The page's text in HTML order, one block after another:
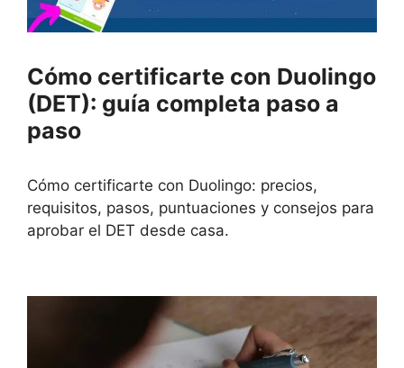
Cómo certificarte con Duolingo
(DET): guía completa paso a
paso
Cómo certificarte con Duolingo: precios,
requisitos, pasos, puntuaciones y consejos para
aprobar el DET desde casa.